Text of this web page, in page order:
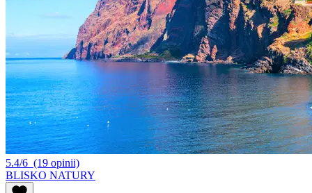
5.4/6 (19 opinii)
BLISKO NATURY